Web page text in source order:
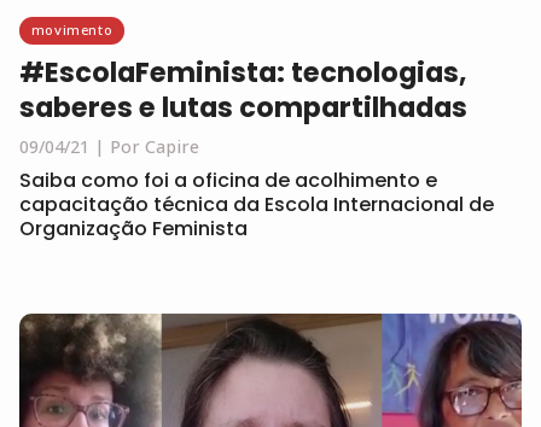
movimento
#EscolaFeminista: tecnologias,
saberes e lutas compartilhadas
09/04/21 Por Capire
Saiba como foi a oficina de acolhimento e
capacitação técnica da Escola Internacional de
Organização Feminista